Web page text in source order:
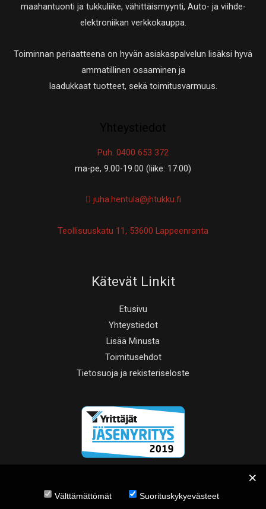
maahantuonti ja tukkuliike, vähittäismyynti, Auto- ja viihde-
elektroniikan verkkokauppa.
Toiminnan periaatteena on hyvän asiakaspalvelun lisäksi hyvä
ammatillinen osaaminen ja
laadukkaat tuotteet, sekä toimitusvarmuus.
Puh. 0400 653 372
ma-pe, 9.00-19.00 (liike: 17:00)
juha.hentula@jhtukku.fi
Teollisuuskatu 11, 53600 Lappeenranta
Kätevät Linkit
Etusivu
Yhteystiedot
Lisää Minusta
Toimitusehdot
Tietosuoja ja rekisteriseloste
Välttämättömät Suorituskykyevästeet